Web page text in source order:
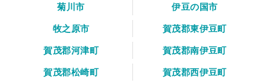
菊川市
伊豆の国市
牧之原市
賀茂郡東伊豆町
賀茂郡河津町
賀茂郡南伊豆町
賀茂郡松崎町
賀茂郡西伊豆町